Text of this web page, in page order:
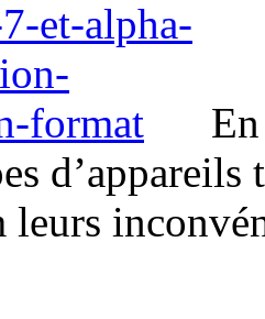
leurs